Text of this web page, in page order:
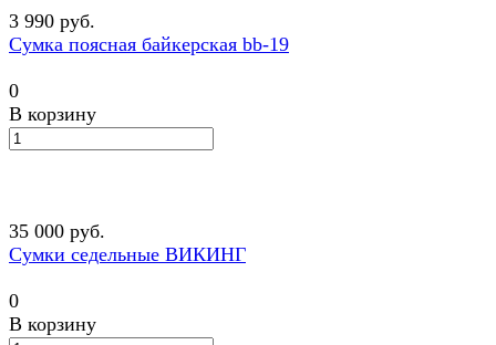
3 990 руб.
Сумка поясная байкерская bb-19
0
В корзину
35 000 руб.
Сумки седельные ВИКИНГ
0
В корзину